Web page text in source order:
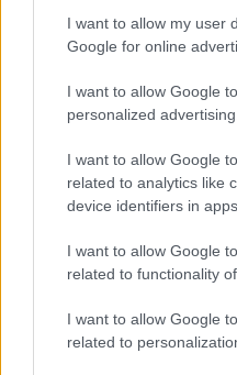
I want to allow my user
Google for online
I want to allow Google
personalized advertising.
I want to allow Google
related to analytics like
device identifiers in apps.
I want to allow Google
related to functionality
I want to allow Google
related to
Rafael Oliveira · 4 ago 2026